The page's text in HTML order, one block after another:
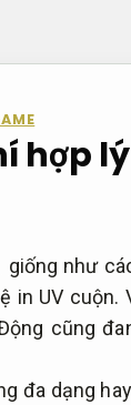
hợp lý
giống như
in UV cuộn.
cũng
đa dạng